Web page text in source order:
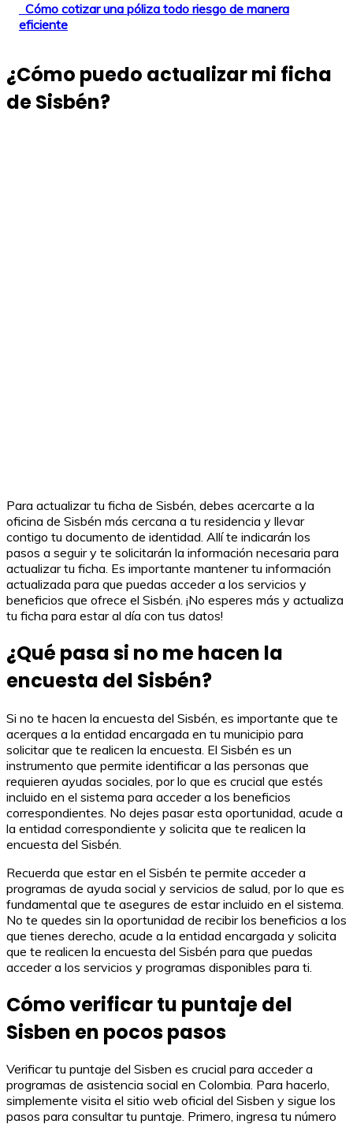
Cómo cotizar una póliza todo riesgo de manera
eficiente
¿Cómo puedo actualizar mi ficha
de Sisbén?
Para actualizar tu ficha de Sisbén, debes acercarte a la
oficina de Sisbén más cercana a tu residencia y llevar
contigo tu documento de identidad. Allí te indicarán los
pasos a seguir y te solicitarán la información necesaria para
actualizar tu ficha. Es importante mantener tu información
actualizada para que puedas acceder a los servicios y
beneficios que ofrece el Sisbén. ¡No esperes más y actualiza
tu ficha para estar al día con tus datos!
¿Qué pasa si no me hacen la
encuesta del Sisbén?
Si no te hacen la encuesta del Sisbén, es importante que te
acerques a la entidad encargada en tu municipio para
solicitar que te realicen la encuesta. El Sisbén es un
instrumento que permite identificar a las personas que
requieren ayudas sociales, por lo que es crucial que estés
incluido en el sistema para acceder a los beneficios
correspondientes. No dejes pasar esta oportunidad, acude a
la entidad correspondiente y solicita que te realicen la
encuesta del Sisbén.
Recuerda que estar en el Sisbén te permite acceder a
programas de ayuda social y servicios de salud, por lo que es
fundamental que te asegures de estar incluido en el sistema.
No te quedes sin la oportunidad de recibir los beneficios a los
que tienes derecho, acude a la entidad encargada y solicita
que te realicen la encuesta del Sisbén para que puedas
acceder a los servicios y programas disponibles para ti.
Cómo verificar tu puntaje del
Sisben en pocos pasos
Verificar tu puntaje del Sisben es crucial para acceder a
programas de asistencia social en Colombia. Para hacerlo,
simplemente visita el sitio web oficial del Sisben y sigue los
pasos para consultar tu puntaje. Primero, ingresa tu número